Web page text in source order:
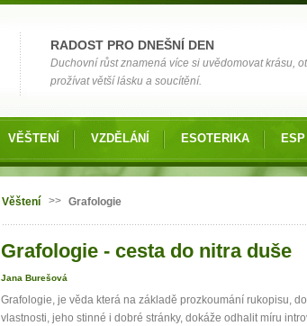
RADOST PRO DNEŠNÍ DEN
Duchovní růst znamená více si uvědomovat krásu,
prožívat větší lásku a soucítění.
VĚŠTENÍ VZDĚLÁNÍ ESOTERIKA ESP
Jste zde
Věštení >> Grafologie
Grafologie - cesta do nitra duše
Jana Burešová
Grafologie, je věda která na základě prozkoumání rukopisu,
vlastnosti, jeho stinné i dobré stránky, dokáže odhalit míru